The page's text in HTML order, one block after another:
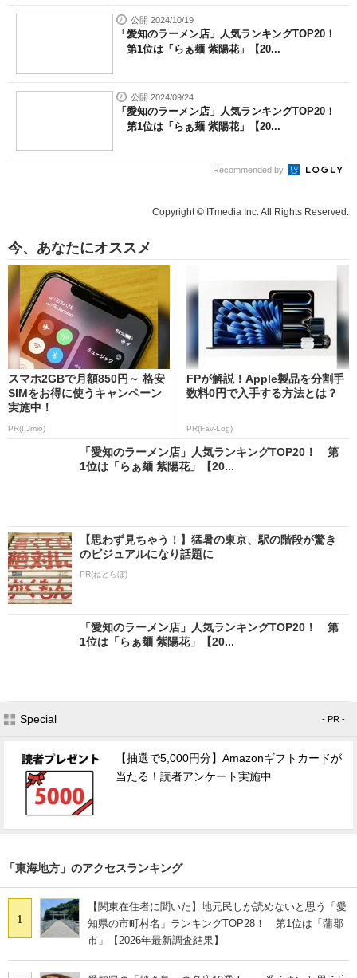
公開 2024/10/19
「愛知のラーメン店」人気ランキングTOP20！
第1位は「らぁ麺 紫陽花」【20...
公開 2024/09/24
「愛知のラーメン店」人気ランキングTOP20！
第1位は「らぁ麺 紫陽花」【20...
Recommended by
Copyright © ITmedia Inc. All Rights Reserved.
今、あなたにオススメ
スマホ2GBで月額850円～ 格安
SIMをお得に使うキャンペーン
実施中！
PR(IIJmio)
FPが解説！Apple製品を分割手
数料0円で入手する方法とは？
PR(Fav-Log)
「愛知のラーメン店」人気ランキングTOP20！ 第
1位は「らぁ麺 紫陽花」【20...
【思わず見ちゃう！】猛暑の東京、駅の階段が驚き
のビジュアルになり話題に
PR(ねとらぼ)
「愛知のラーメン店」人気ランキングTOP20！ 第
1位は「らぁ麺 紫陽花」【20...
Special - PR -
【抽選で5,000円分】Amazonギフトカードが
当たる！読者アンケート実施中
「東海地方」のアクセスランキング
1
【関東在住者に聞いた】地元民しか読めないと思う「愛
知県の市町村名」ランキングTOP28！ 第1位は「蒲郡
市」【2026年最新調査結果】